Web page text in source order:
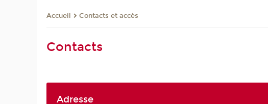
Accueil Contacts et accès
Contacts
Adresse